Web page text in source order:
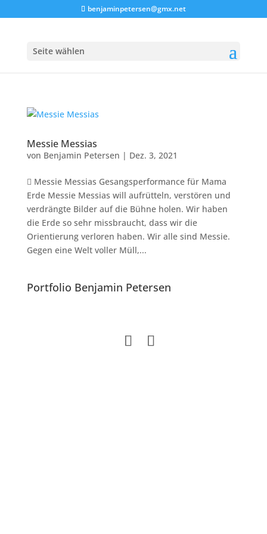
benjaminpetersen@gmx.net
Seite wählen
Messie Messias
von Benjamin Petersen | Dez. 3, 2021
 Messie Messias Gesangsperformance für Mama
Erde Messie Messias will aufrütteln, verstören und
verdrängte Bilder auf die Bühne holen. Wir haben
die Erde so sehr missbraucht, dass wir die
Orientierung verloren haben. Wir alle sind Messie.
Gegen eine Welt voller Müll,...
Portfolio Benjamin Petersen